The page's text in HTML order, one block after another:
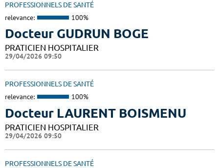
PROFESSIONNELS DE SANTÉ
relevance: 100%
Docteur GUDRUN BOGE
PRATICIEN HOSPITALIER
29/04/2026 09:50
PROFESSIONNELS DE SANTÉ
relevance: 100%
Docteur LAURENT BOISMENU
PRATICIEN HOSPITALIER
29/04/2026 09:50
PROFESSIONNELS DE SANTÉ